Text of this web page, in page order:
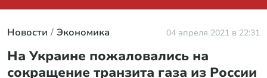
Новости Экономика 04 апреля 2021 в 22:31
На Украине пожаловались на
сокращение транзита газа из России